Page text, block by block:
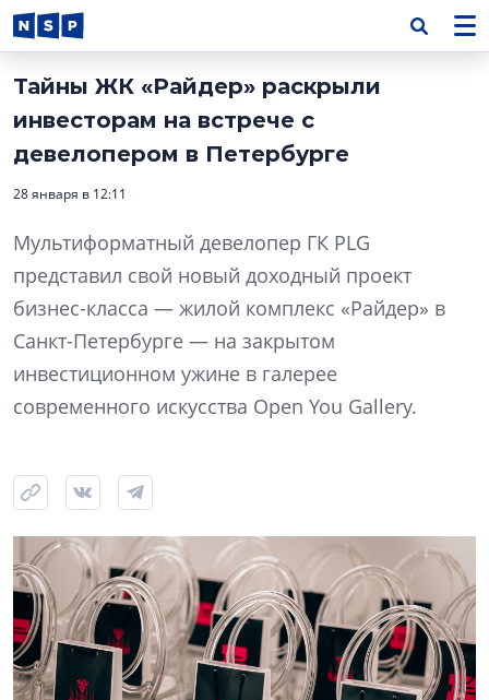
Тайны ЖК «Райдер» раскрыли
инвесторам на встрече с
девелопером в Петербурге
28 января в 12:11
Мультиформатный девелопер ГК PLG
представил свой новый доходный проект
бизнес-класса — жилой комплекс «Райдер» в
Санкт-Петербурге — на закрытом
инвестиционном ужине в галерее
современного искусства Open You Gallery.